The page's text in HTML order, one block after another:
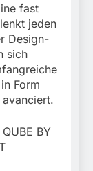
fast
jeden
Design-
sich
Form
BY